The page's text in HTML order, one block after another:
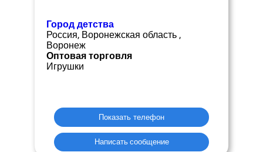
Город детства
Россия, Воронежская область ,
Воронеж
Оптовая торговля
Игрушки
Показать телефон
Написать сообщение